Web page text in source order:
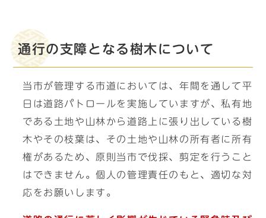
通行の支障となる樹木について
当市が管理する市道においては、年間を通して平
日は道路パトロールを実施していますが、私有地
である土地や山林から道路上に張り出している樹
木やその枝葉は、その土地や山林の所有者に所有
権があるため、原則当市で伐採、剪定を行うこと
はできません。個人の管理責任のもと、適切な対
応をお願いします。